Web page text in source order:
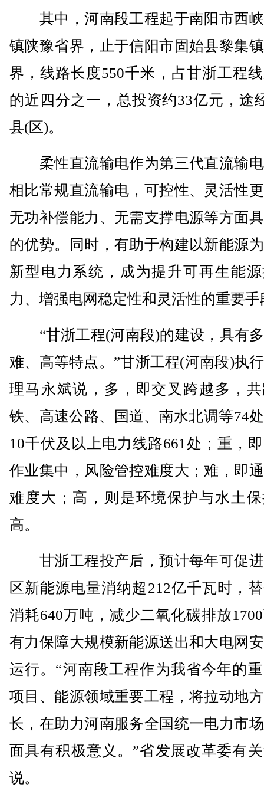
其中，河南段工程起于南阳市西
镇陕豫省界，止于信阳市固始县黎集
界，线路长度550千米，占甘浙工程
的近四分之一，总投资约33亿元，途
县(区)。
柔性直流输电作为第三代直流输
相比常规直流输电，可控性、灵活性
无功补偿能力、无需支撑电源等方面
的优势。同时，有助于构建以新能源
新型电力系统，成为提升可再生能
力、增强电网稳定性和灵活性的重要手
“甘浙工程(河南段)的建设，具有
难、高等特点。”甘浙工程(河南段)执
理马永斌说，多，即交叉跨越多，
铁、高速公路、国道、南水北调等74
10千伏及以上电力线路661处；重，
作业集中，风险管控难度大；难，即
难度大；高，则是环境保护与水土
高。
甘浙工程投产后，预计每年可促
区新能源电量消纳超212亿千瓦时，
消耗640万吨，减少二氧化碳排放
有力保障大规模新能源送出和大电网
运行。“河南段工程作为我省今年的
项目、能源领域重要工程，将拉动地
长，在助力河南服务全国统一电力市
面具有积极意义。”省发展改革委有
说。